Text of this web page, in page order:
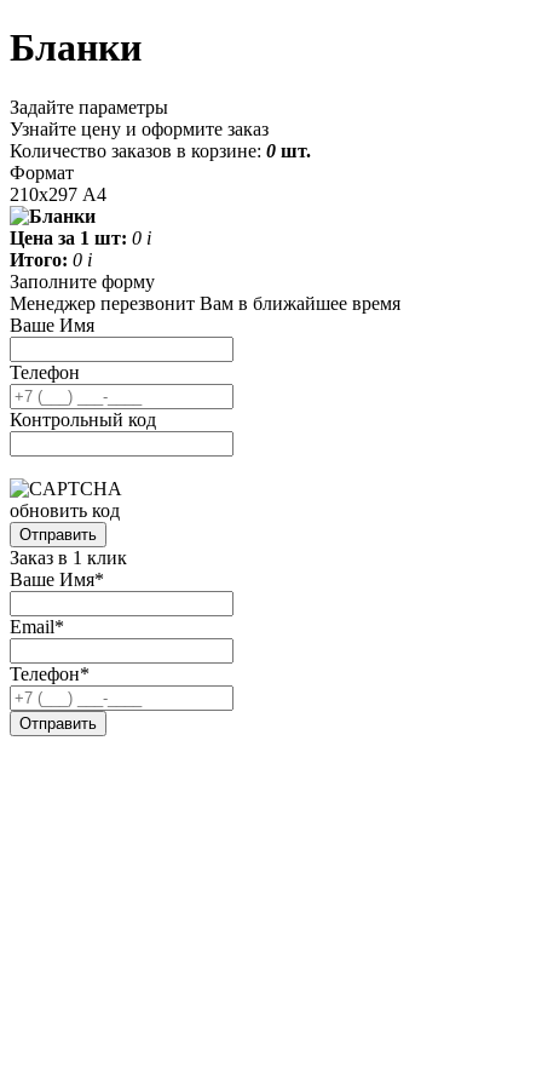
Бланки
Задайте параметры
Узнайте цену и оформите заказ
Количество заказов в корзине: 0 шт.
Формат
210x297 А4
Цена за 1 шт: 0 i
Итого: 0 i
Заполните форму
Менеджер перезвонит Вам в ближайшее время
Ваше Имя
Телефон
Контрольный код
обновить код
Отправить
Заказ в 1 клик
Ваше Имя*
Email*
Телефон*
Отправить